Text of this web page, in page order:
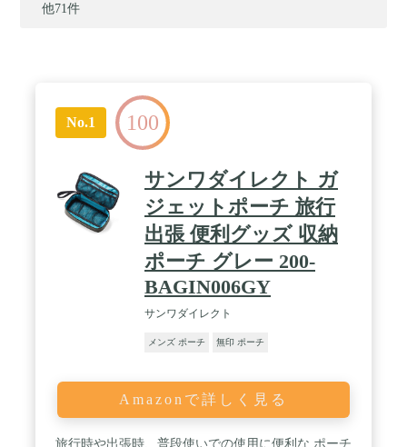
他71件
No.1 100
サンワダイレクト ガ
ジェットポーチ 旅行
出張 便利グッズ 収納
ポーチ グレー 200-
BAGIN006GY
サンワダイレクト
メンズ ポーチ 無印 ポーチ
Amazonで詳しく見る
旅行時や出張時、普段使いでの使用に便利な ポーチ